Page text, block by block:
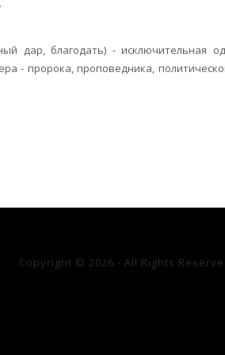
дар, благо­дать) - исключительная
- пророка, проповед­ника,
Copyright © 2026 - All Rights